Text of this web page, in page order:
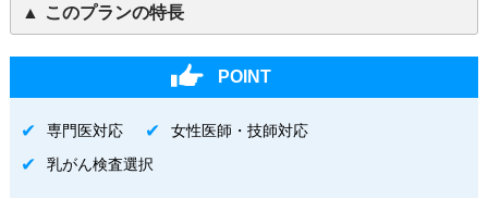
このプランの特長
POINT
専門医対応
女性医師・技師対応
乳がん検査選択